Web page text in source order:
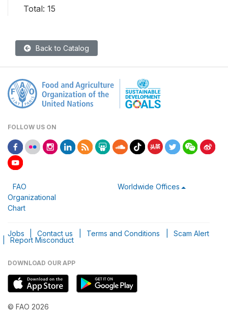
Total: 15
Back to Catalog
FOLLOW US ON
FAO
Organizational
Chart
Worldwide Offices
Jobs Contact us Terms and Conditions Scam Alert
Report Misconduct
DOWNLOAD OUR APP
© FAO 2026